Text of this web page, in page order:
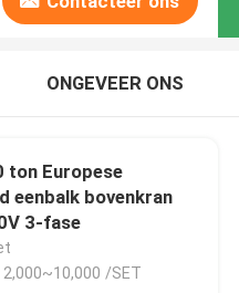
ONGEVEER ONS
ton Europese
eenbalk bovenkran
3-fase
2,000~10,000 /SET